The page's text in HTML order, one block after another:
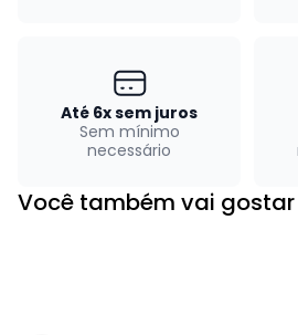
Até 6x sem juros
Sem mínimo
necessário
Você também vai gostar